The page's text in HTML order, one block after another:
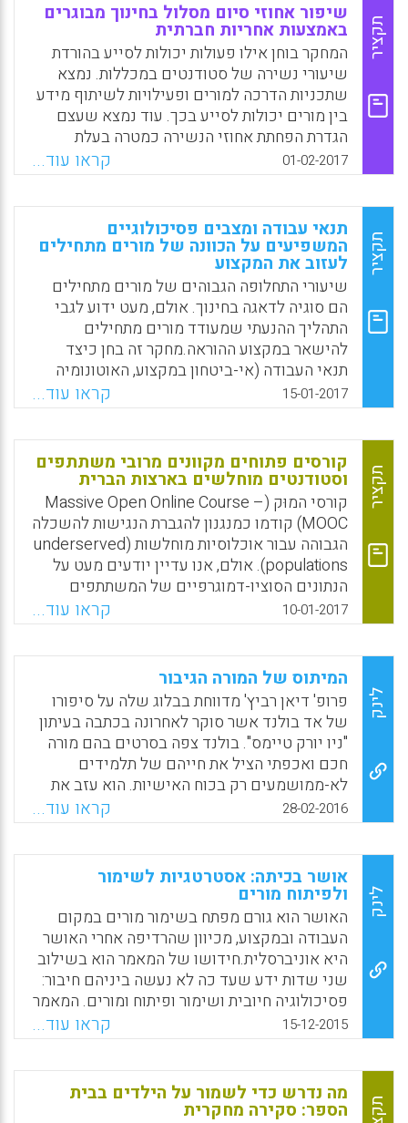
ובלתי-רצויה אם מורים איכותיים מבקשים לעזוב
את המקצוע, ולעומת זאת כתופעה חיובית אם
מורים בעלי כישורים ומוטיבציה נמוכים
מבקשים לעשות כן. הממד השני הוא הנשירה
הסמויה, קרי העסקתם של מורים שאינם
מתאימים למקצוע ההוראה אך נאחזים ב"חומת
המגן" של הקביעוּת. במקרים כאלה הפתרון הוא
מציאת הסדרים פרטניים בתוך בית הספר וניעוּת
חינוכיים.
WhatsApp
Facebook
Email
X
נשירת מורים ולהתייחס אליה בתוכניות להכשרת
מורים.
WhatsApp
Facebook
Email
X
תקציר
שיפור אחוזי סיום מסלול בחינוך מבוגרים
באמצעות אחריות חברתית
המחקר בוחן אילו פעולות יכולות לסייע בהורדת
שיעורי נשירה של סטודנטים במכללות. נמצא
שתכניות הדרכה למורים ופעילויות לשיתוף מידע
בין מורים יכולות לסייע בכך. עוד נמצא שעצם
הגדרת הפחתת אחוזי הנשירה כמטרה בעלת
חשיבות עליונה על ידי המורים והמכללות סייעה
בהשגת המטרה.
WhatsApp
Facebook
Email
X
01-02-2017 קראו עוד...
תקציר
תנאי עבודה ומצבים פסיכולוגיים
המשפיעים על הכוונה של מורים מתחילים
לעזוב את המקצוע
שיעורי התחלופה הגבוהים של מורים מתחילים
הם סוגיה לדאגה בחינוך. אולם, מעט ידוע לגבי
התהליך ההנעתי שמעודד מורים מתחילים
להישאר במקצוע ההוראה.מחקר זה בחן כיצד
תנאי העבודה (אי-ביטחון במקצוע, האוטונומיה
של המורה, אחריות קולקטיבית, דיאלוג רפלקטיבי,
ופרקטיקה לא מופרטת) ומצבים פסיכולוגיים
(מסוגלות עצמית של המורה ומחויבות רגשית)
משפיעים על הכוונה לעזוב את המקצוע (De
Neve, Debbie; Devos, Geert, 2017).
WhatsApp
Facebook
Email
X
15-01-2017 קראו עוד...
תקציר
קורסים פתוחים מקוונים מרובי משתתפים
וסטודנטים מוחלשים בארצות הברית
קורסי המוּק (Massive Open Online Course –
MOOC) קודמו כמנגנון להגברת הנגישות להשכלה
הגבוהה עבור אוכלוסיות מוחלשות (underserved
populations). אולם, אנו עדיין יודעים מעט על
הנתונים הסוציו-דמוגרפיים של המשתתפים
בקורסי המוּק באופן כללי ועוד פחות מכך על
המשתתפים מאוכלוסיות מוחלשות בקורסי המוּק
בפרט. כדי להרחיב את הבנתנו לגבי המשתתפים
בקורסי המוּק, כולל אלה העומדים להפיק את
המירב מקורסים בחינם בקולג', מחקר זה מסתמך
על מדגם של 2,634 משתמשים בקורסי מוּק
בארצות הברית שהשתתפו לפחות ב-398 קורסי
מוּק שונים שהוצעו על ידי 129 אוניברסיטאות
שונות ועל ידי 22 ספקים שונים (Stich, Amy E.;
Reeves, Todd D.., 2017)
WhatsApp
Facebook
Email
X
10-01-2017 קראו עוד...
לינק
המיתוס של המורה הגיבור
פרופ' דיאן רביץ' מדווחת בבלוג שלה על סיפורו
של אד בולנד אשר סוקר לאחרונה בכתבה בעיתון
"ניו יורק טיימס". בולנד צפה בסרטים בהם מורה
חכם ואכפתי הציל את חייהם של תלמידים
לא-ממושמעים רק בכוח האישיות. הוא עזב את
עבודתו, כדי ללמד, לא הצליח להשתלט על כיתתו,
רשם הערות, ופרש בסוף השנה כשהוא מרגיש
מובס. הוא כתב ספר אודות שנת ההוראה שלו.
רביץ' שואלת מה ניתן, אם כן, ללמוד מכך?
לדבריה, לא קל ללמד. מורים אינם יכולים "להציל
חיים" בשנתם הראשונה. לפני כניסתך לכיתה, היה
מוכן היטב. דע את תחום הדעת שלך. למד כיצד
לנהל כיתה. הקדש סמסטר או שנה כסטודנט
להוראה, בליווי של מורה חונך. הוראה היא מקצוע
לא בילוי, ולא לחובבנים (Diane Ravitch).
WhatsApp
Facebook
Email
X
28-02-2016 קראו עוד...
לינק
אושר בכיתה: אסטרטגיות לשימור
ולפיתוח מורים
האושר הוא גורם מפתח בשימור מורים במקום
העבודה ובמקצוע, מכיוון שהרדיפה אחרי האושר
היא אוניברסלית.חידושו של המאמר הוא בשילוב
שני שדות ידע שעד כה לא נעשה ביניהם חיבור:
פסיכולוגיה חיובית ושימור ופיתוח ומורים. המאמר
מציע נקודת מבט מעשית על עשר אסטרטגיות
שיכולות לשמר את המורים בכיתה. אסטרטגיות
אלה נחלקות לשלוש קבוצות עיקריות: ייעוץ
והכוונה; מיינדפולנס ואינטליגנציה רגשית.
15-12-2015 קראו עוד...
מה נדרש כדי לשמור על הילדים בבית
הספר: סקירה מחקרית